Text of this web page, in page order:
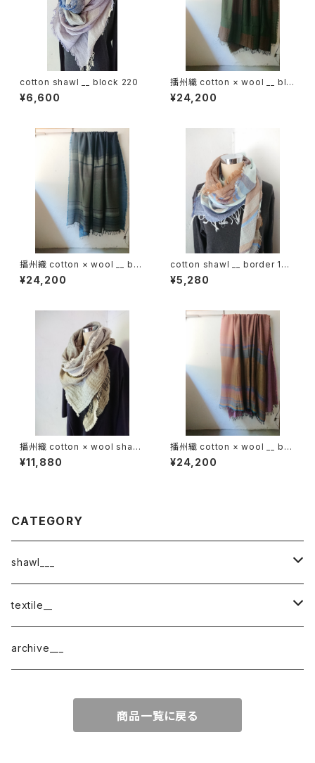
cotton shawl __ block 220
¥6,600
播州織 cotton × wool __ blo
ck 220-120 狭霧GK
¥24,200
播州織 cotton × wool __ bor
der 220-120 霧帳GK
¥24,200
cotton shawl __ border 160
慈雨w
¥5,280
播州織 cotton × wool shawl
__ block 220 枯芒K
¥11,880
播州織 cotton × wool __ bor
der 220-120 秋麗GK
¥24,200
CATEGORY
shawl___
cotton
border
cotton × wool
textile__
織物
archive___
商品一覧に戻る